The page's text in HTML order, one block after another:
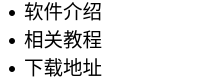
软件介绍
相关教程
下载地址